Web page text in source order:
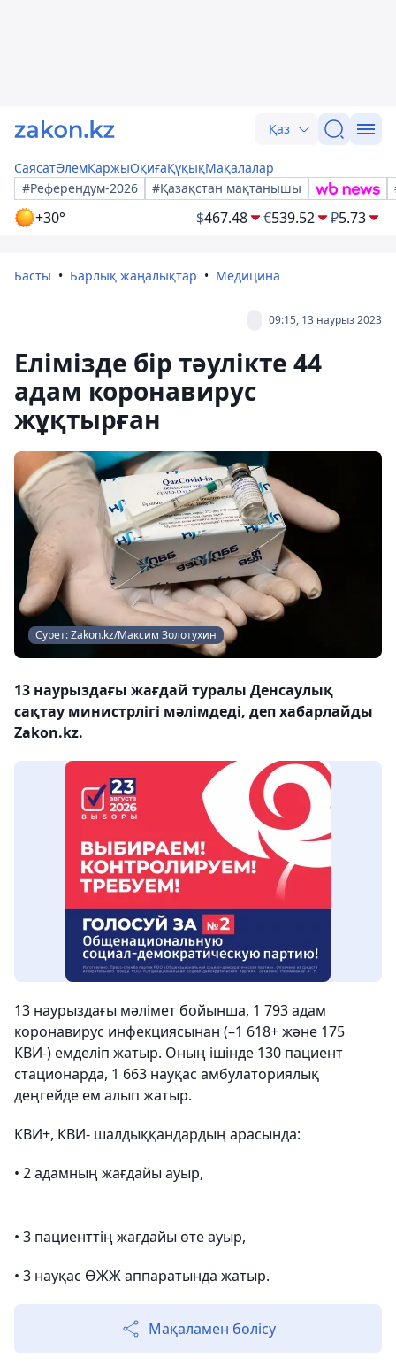
Қаз
СаясатӘлемҚаржыОқиғаҚұқықМақалалар
#Референдум-2026
#Қазақстан мақтанышы
+30° $467.48 €539.52 ₽5.73
Басты Барлық жаңалықтар Медицина
09:15, 13 наурыз 2023
Елімізде бір тәулікте 44
адам коронавирус
жұқтырған
Сурет: Zakon.kz/Максим Золотухин
13 наурыздағы жағдай туралы Денсаулық
сақтау министрлігі мәлімдеді, деп хабарлайды
Zakon.kz.
13 наурыздағы мәлімет бойынша, 1 793 адам
коронавирус инфекциясынан (–1 618+ және 175
КВИ-) емделіп жатыр. Оның ішінде 130 пациент
стационарда, 1 663 науқас амбулаториялық
деңгейде ем алып жатыр.
КВИ+, КВИ- шалдыққандардың арасында:
• 2 адамның жағдайы ауыр,
• 3 пациенттің жағдайы өте ауыр,
• 3 науқас ӨЖЖ аппаратында жатыр.
Мақаламен бөлісу